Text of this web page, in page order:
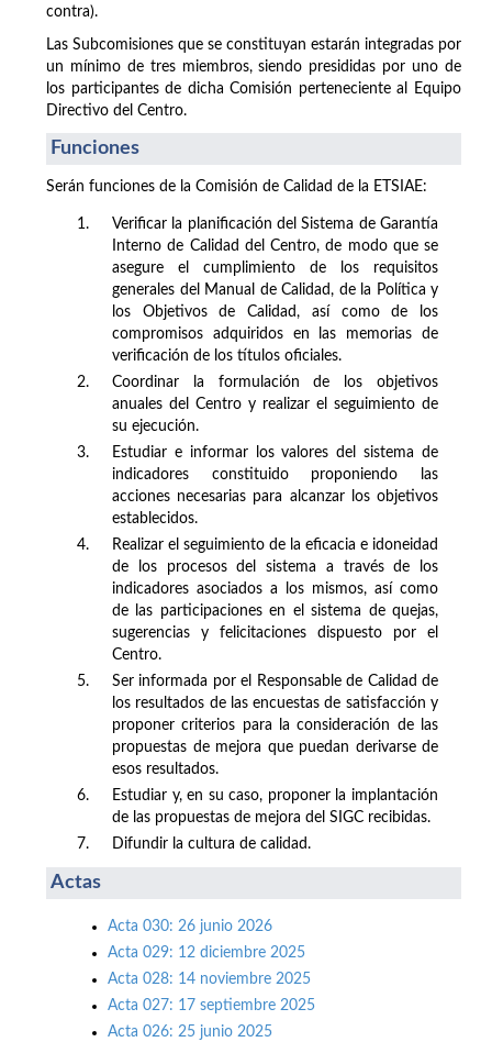
contra).
Las Subcomisiones que se constituyan estarán integradas por
un mínimo de tres miembros, siendo presididas por uno de
los participantes de dicha Comisión perteneciente al Equipo
Directivo del Centro.
Funciones
Serán funciones de la Comisión de Calidad de la ETSIAE:
1.
Verificar la planificación del Sistema de Garantía
Interno de Calidad del Centro, de modo que se
asegure el cumplimiento de los requisitos
generales del Manual de Calidad, de la Política y
los Objetivos de Calidad, así como de los
compromisos adquiridos en las memorias de
verificación de los títulos oficiales.
2.
Coordinar la formulación de los objetivos
anuales del Centro y realizar el seguimiento de
su ejecución.
3.
Estudiar e informar los valores del sistema de
indicadores constituido proponiendo las
acciones necesarias para alcanzar los objetivos
establecidos.
4.
Realizar el seguimiento de la eficacia e idoneidad
de los procesos del sistema a través de los
indicadores asociados a los mismos, así como
de las participaciones en el sistema de quejas,
sugerencias y felicitaciones dispuesto por el
Centro.
5.
Ser informada por el Responsable de Calidad de
los resultados de las encuestas de satisfacción y
proponer criterios para la consideración de las
propuestas de mejora que puedan derivarse de
esos resultados.
6.
Estudiar y, en su caso, proponer la implantación
de las propuestas de mejora del SIGC recibidas.
7.
Difundir la cultura de calidad.
Actas
Acta 030: 26 junio 2026
Acta 029: 12 diciembre 2025
Acta 028: 14 noviembre 2025
Acta 027: 17 septiembre 2025
Acta 026: 25 junio 2025